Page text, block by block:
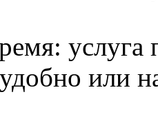
услуга
или